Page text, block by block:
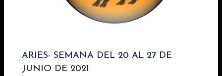
ARIES- SEMANA DEL 20 AL 27 DE
JUNIO DE 2021